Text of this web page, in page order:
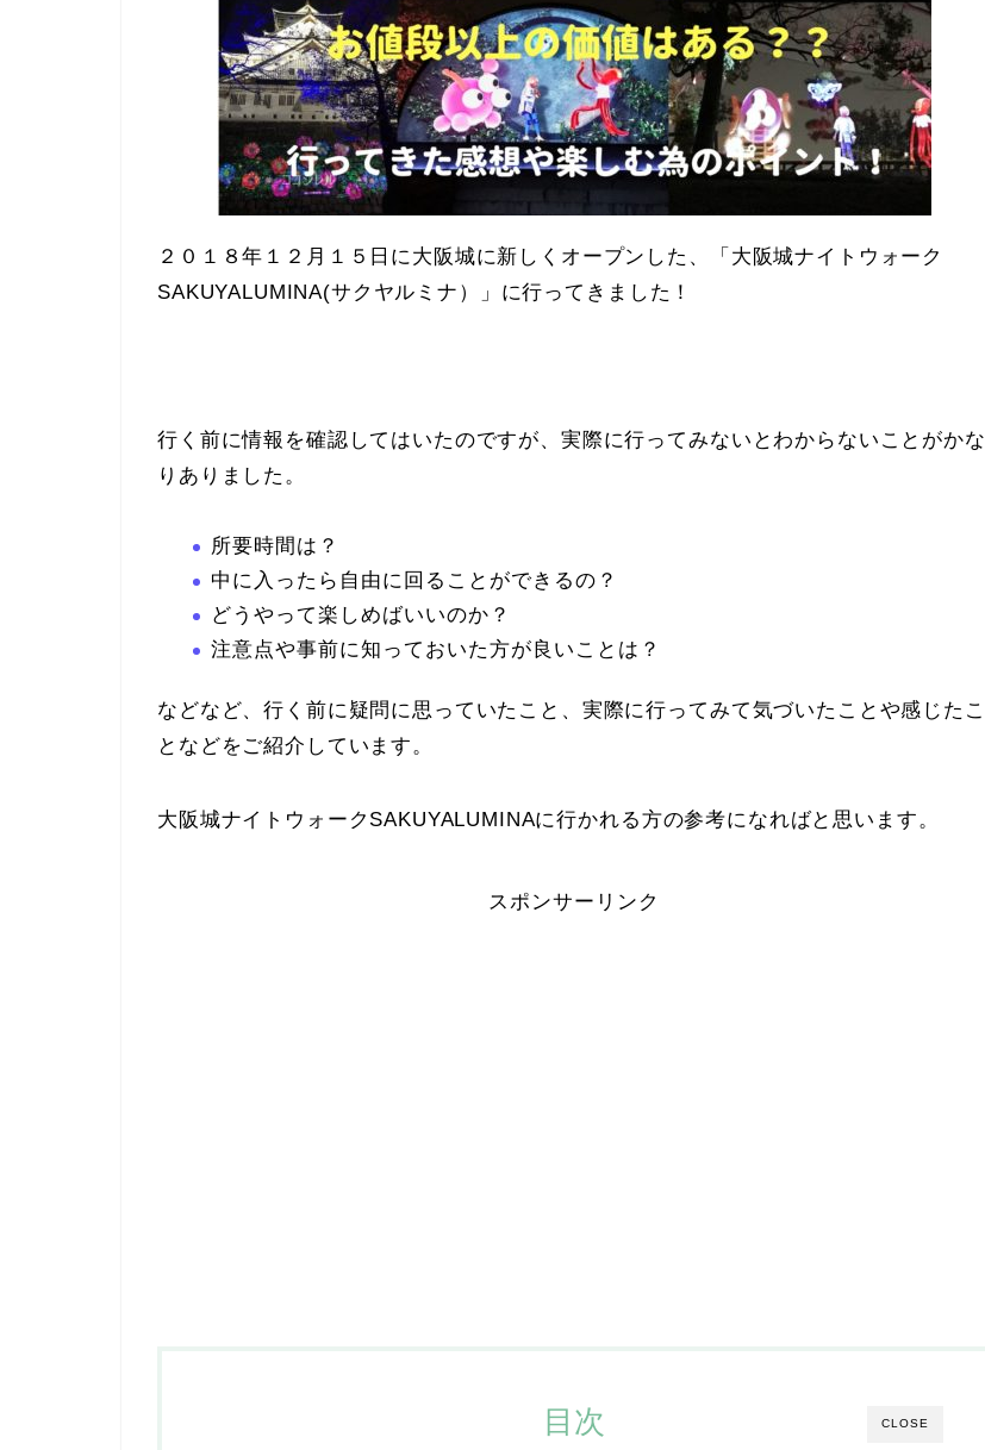
２０１８年１２月１５日に大阪城に新しくオープンした、「大阪城ナイトウォーク
SAKUYALUMINA(サクヤルミナ）」に行ってきました！
行く前に情報を確認してはいたのですが、 実際に行ってみないとわからないことがかな
りありました。
所要時間は？
中に入ったら自由に回ることができるの？
どうやって楽しめばいいのか？
注意点や事前に知っておいた方が良いことは？
などなど、行く前に疑問に思っていたこと、実際に行ってみて気づいたことや感じたこ
となどをご紹介しています。
大阪城ナイトウォークSAKUYALUMINAに行かれる方の参考になればと思います。
スポンサーリンク
CLOSE
目次